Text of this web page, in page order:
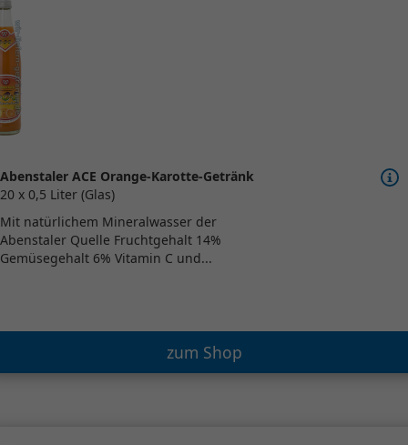
Abenstaler ACE Orange-Karotte-Getränk
20 x 0,5 Liter (Glas)
Mit natürlichem Mineralwasser der
Abenstaler Quelle Fruchtgehalt 14%
Gemüsegehalt 6% Vitamin C und...
zum Shop